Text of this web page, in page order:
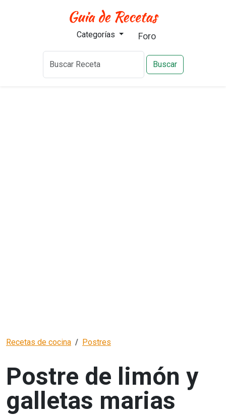
Categorías Foro
Buscar
Recetas de cocina Postres
Postre de limón y
galletas marias